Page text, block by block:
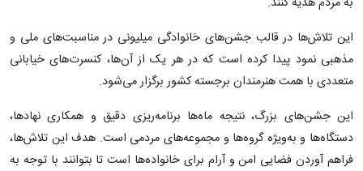
این تلاش‌ها در قالب جشن‌های خانوادگی میلیونی در مناسبت‌های ملی و
مذهبی نمود پیدا کرده است که در هر یک از آن‌ها، کنسرت‌های خیابانی
متعددی با همت هنرمندان برجسته کشور برگزار می‌شود.
این جشن‌های بزرگ، نتیجه ماه‌ها برنامه‌ریزی دقیق و همکاری نهادها،
دستگاه‌ها و به‌ویژه گروه‌ها و مجموعه‌های مردمی است. هدف این تلاش‌ها،
فراهم آوردن فضایی امن و آرام برای خانواده‌ها است تا بتوانند با توجه به